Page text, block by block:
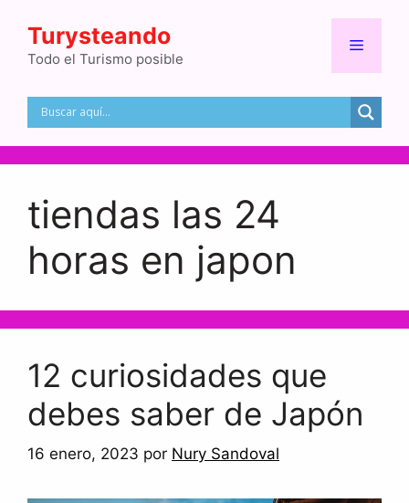
contenido
Turysteando
Todo el Turismo posible
Menú
tiendas las 24
horas en japon
12 curiosidades que
debes saber de Japón
16 enero, 2023 por Nury Sandoval